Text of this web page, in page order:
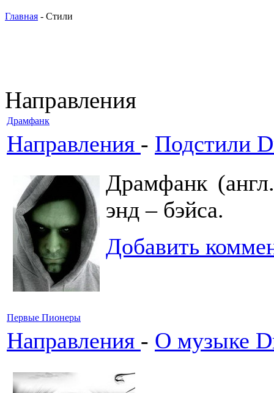
Главная - Стили
Направления
Драмфанк
Направления - Подстили
Драмфанк
энд – бэйса.
Добавить
Первые Пионеры
Направления - О музыке